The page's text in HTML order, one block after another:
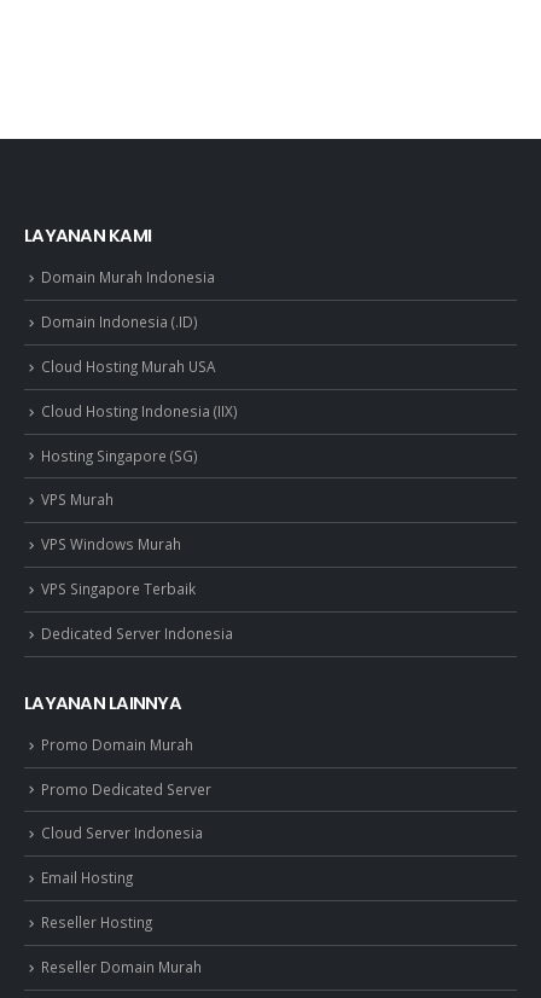
LAYANAN KAMI
Domain Murah Indonesia
Domain Indonesia (.ID)
Cloud Hosting Murah USA
Cloud Hosting Indonesia (IIX)
Hosting Singapore (SG)
VPS Murah
VPS Windows Murah
VPS Singapore Terbaik
Dedicated Server Indonesia
LAYANAN LAINNYA
Promo Domain Murah
Promo Dedicated Server
Cloud Server Indonesia
Email Hosting
Reseller Hosting
Reseller Domain Murah